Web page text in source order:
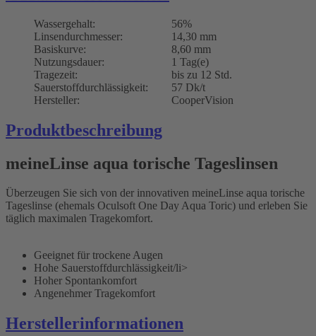
Wassergehalt:
56%
Linsendurchmesser:
14,30 mm
Basiskurve:
8,60 mm
Nutzungsdauer:
1 Tag(e)
Tragezeit:
bis zu 12 Std.
Sauerstoffdurchlässigkeit:
57 Dk/t
Hersteller:
CooperVision
Produktbeschreibung
meineLinse aqua torische Tageslinsen
Überzeugen Sie sich von der innovativen meineLinse aqua torische
Tageslinse (ehemals Oculsoft One Day Aqua Toric) und erleben Sie
täglich maximalen Tragekomfort.
Geeignet für trockene Augen
Hohe Sauerstoffdurchlässigkeit/li>
Hoher Spontankomfort
Angenehmer Tragekomfort
Herstellerinformationen